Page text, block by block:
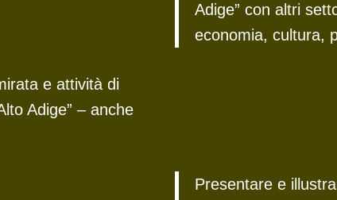
Adige” con altri
economia, cultura,
e attività di
Adige” – anche
Presentare e